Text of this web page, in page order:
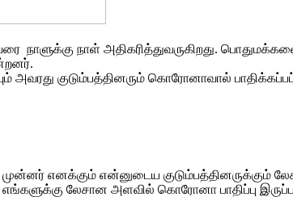
நாளுக்கு நாள் அதிகரித்துவருகிறது.
அவரது குடும்பத்தினரும் கொரோனாவால்
முன்னர் எனக்கும் என்னுடைய
லேசான அளவில் கொரோனா பாதிப்பு